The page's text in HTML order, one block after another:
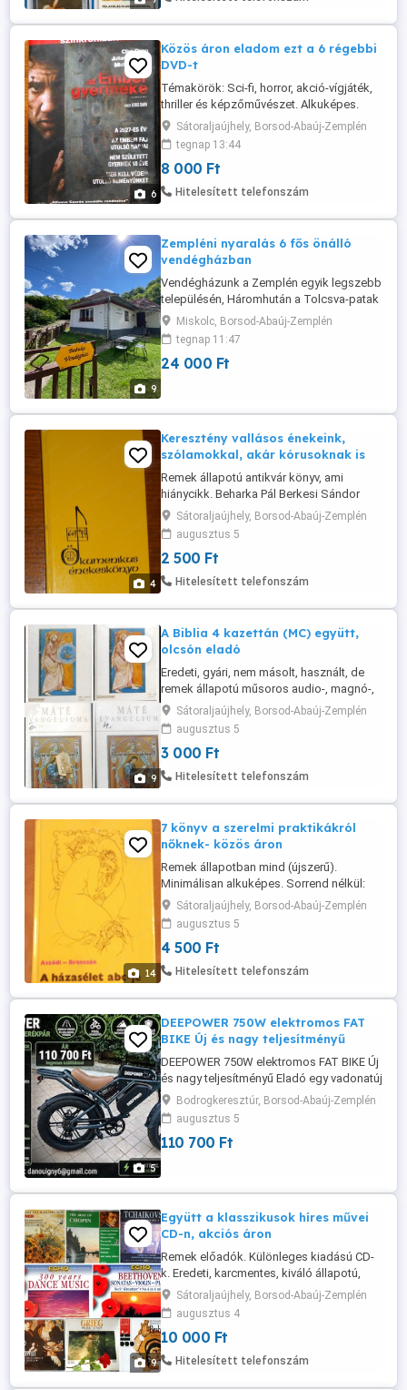
6
Közös áron eladom ezt a 6 régebbi
DVD-t
Témakörök: Sci-fi, horror, akció-vígjáték,
thriller és képzőművészet. Alkuképes.
Hibátlan, újszerű, karcmentes, 6 eredeti
régebbi DVD együtt, közös áron eladó. Az
eredeti dobozában mind. Átvehető
személyesen Sátoraljaújhelyben. Posta,
vagy futár plusz költségtératéssel.
Sátoraljaújhely, Borsod-Abaúj-Zemplén
tegnap 13:44
8 000 Ft
Hitelesített telefonszám
9
Zempléni nyaralás 6 fős önálló
vendégházban
Vendégházunk a Zemplén egyik legszebb
településén, Háromhután a Tolcsva-patak
partján található érintetlen természeti
környezetben. 6 főt tudunk fogadni, 2
szobában . A teljesen felszerelt önálló
vendégházban, zuhanyzós fürdőszoba,
babukavendeghaz.hu ...
Miskolc, Borsod-Abaúj-Zemplén
tegnap 11:47
24 000 Ft
4
Keresztény vallásos énekeink,
szólamokkal, akár kórusoknak is
Remek állapotú antikvár könyv, ami
hiánycikk. Beharka Pál Berkesi Sándor
Máté János Trajtler Gábor (szerk.)
Átvehető Sátoraljaújhelyben személyesen.
Előre utalás után postázom a
postaköltséget felszámolom. Futár
költségtérítéssel. Az ár kis mértékben
Sátoraljaújhely, Borsod-Abaúj-Zemplén
augusztus 5
2 500 Ft
Hitelesített telefonszám
9
A Biblia 4 kazettán (MC) együtt,
olcsón eladó
Eredeti, gyári, nem másolt, használt, de
remek állapotú műsoros audio-, magnó-,
hangkazetta tokkal és borítóval 4
részben. Ismertető: 1987- Előadók:
Sinkovits Imre, Mensáros László, Szilágyi
Tibor, Benkő Gyula, Császár Angéla, Gáti
Oszkár, Kozák András, Horváth Sándor,
Sátoraljaújhely, Borsod-Abaúj-Zemplén
augusztus 5
3 000 Ft
Hitelesített telefonszám
14
7 könyv a szerelmi praktikákról
nőknek- közös áron
Remek állapotban mind (újszerű).
Minimálisan alkuképes. Sorrend nélkül:
Margaret Kent: Szerezd meg a szuper
férfit Czeizel Endre: A csókok átka Aszódi;
Brencsán: A házasélet abc-je Ayala
Malach Pines: A féltékenység - Okok,
tünetek Graham Masterton: Úgy, hogy
házasság ...
Sátoraljaújhely, Borsod-Abaúj-Zemplén
augusztus 5
4 500 Ft
Hitelesített telefonszám
5
DEEPOWER 750W elektromos FAT
BIKE Új és nagy teljesítményű
DEEPOWER 750W elektromos FAT BIKE Új
és nagy teljesítményű Eladó egy vadonatúj
DEEPOWER 750W elektromos FAT BIKE,
amely erős motorjának és robusztus
kialakításának köszönhetően tökéletes
választás városi közlekedéshez,
elektromos ...
Bodrogkeresztúr, Borsod-Abaúj-Zemplén
augusztus 5
110 700 Ft
9
Együtt a klasszikusok híres művei
CD-n, akciós áron
Remek előadók. Különleges kiadású CD-
k. Eredeti, karcmentes, kiváló állapotú,
gyakorlatilag új állapotban és az eredeti
dobozában. Csomagolás bubis papír,
karton dobozban. Együttes ár. Fotókat
kérésre küldök! Átvehető személyesen
Sátoraljaújhelyben. Postázás MPL csak
Sátoraljaújhely, Borsod-Abaúj-Zemplén
augusztus 4
10 000 Ft
Hitelesített telefonszám